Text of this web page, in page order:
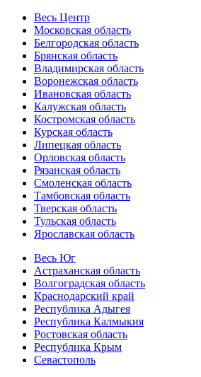
Весь Центр
Московская область
Белгородская область
Брянская область
Владимирская область
Воронежская область
Ивановская область
Калужская область
Костромская область
Курская область
Липецкая область
Орловская область
Рязанская область
Смоленская область
Тамбовская область
Тверская область
Тульская область
Ярославская область
Весь Юг
Астраханская область
Волгоградская область
Краснодарский край
Республика Адыгея
Республика Калмыкия
Ростовская область
Республика Крым
Севастополь